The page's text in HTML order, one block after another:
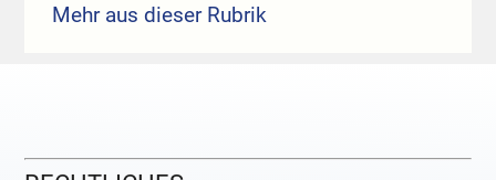
Mehr aus dieser Rubrik